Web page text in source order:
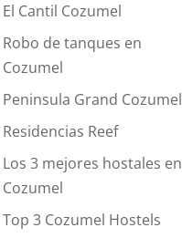
El Cantil Cozumel
Robo de tanques en
Cozumel
Peninsula Grand Cozumel
Residencias Reef
Los 3 mejores hostales en
Cozumel
Top 3 Cozumel Hostels